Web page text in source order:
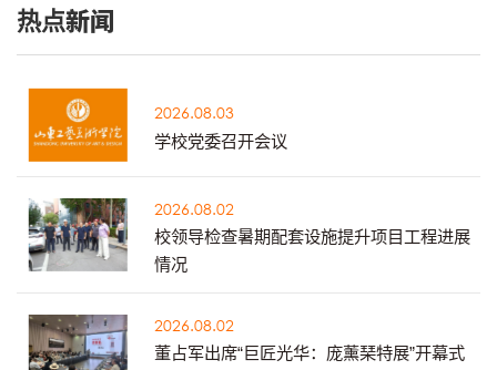
热点新闻
2026.08.03
学校党委召开会议
2026.08.02
校领导检查暑期配套设施提升项目工程进展
情况
2026.08.02
董占军出席“巨匠光华：庞薰琹特展”开幕式